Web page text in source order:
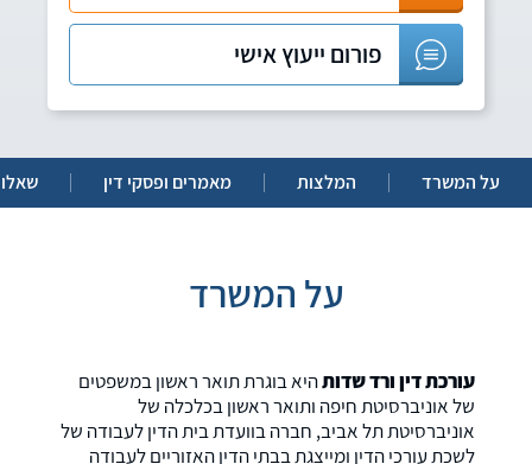
פורום ייעוץ אישי
על המשרד המלצות מאמרים ופסקי דין
על המשרד
עורכת דין ורד שדותהיא בוגרת תואר ראשון במשפטים
של אוניברסיטת חיפה ותואר ראשון בכלכלה של
אוניברסיטת תל אביב, חברה בוועדת בית הדין לעבודה של
לשכת עורכי הדין ומייצגת בבתי הדין האזוריים לעבודה